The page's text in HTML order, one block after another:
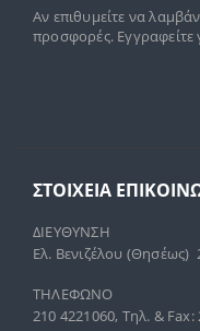
Αν επιθυμείτε να
προσφορές. Εγγραφείτε
ΣΤΟΙΧΕΊΑ
ΔΙΕΥΘΥΝΣΗ
Ελ. Βενιζέλου (Θησέως)
ΤΗΛΕΦΩΝΟ
210 4221060, Τηλ. & Fax: